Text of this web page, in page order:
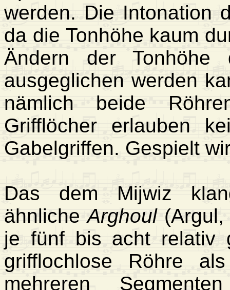
werden. Die Intonation
da die Tonhöhe kaum
Ändern der Tonhöhe
ausgeglichen werden
nämlich beide
Grifflöcher erlauben
Gabelgriffen. Gespielt
Das dem Mijwiz
ähnlicheArghoul(Argul,
je fünf bis acht relativ
grifflochlose Röhre
mehreren